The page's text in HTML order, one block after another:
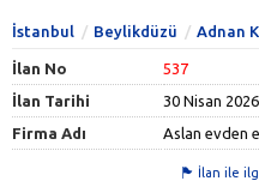
İstanbul Beylikdüzü Adnan
İlan No
537
İlan Tarihi
30 Nisan 2026
Firma Adı
Aslan evden
İlan ile